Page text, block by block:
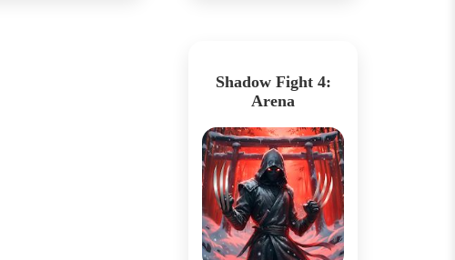
Shadow Fight 4:
Arena